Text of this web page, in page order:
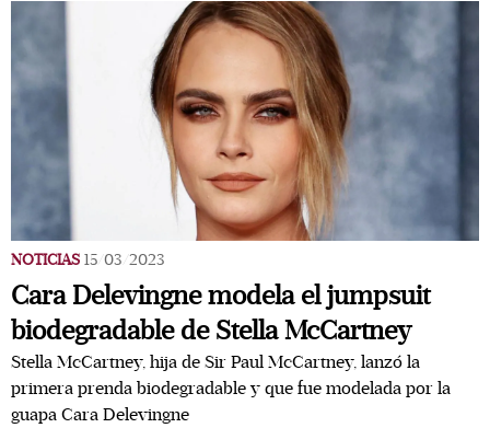
NOTICIAS 15/03/2023
Cara Delevingne modela el jumpsuit
biodegradable de Stella McCartney
Stella McCartney, hija de Sir Paul McCartney, lanzó la
primera prenda biodegradable y que fue modelada por la
guapa Cara Delevingne